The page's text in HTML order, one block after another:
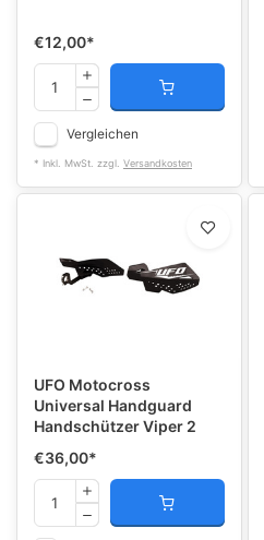
€12,00*
Vergleichen
* Inkl. MwSt. zzgl. Versandkosten
UFO Motocross
Universal Handguard
Handschützer Viper 2
€36,00*